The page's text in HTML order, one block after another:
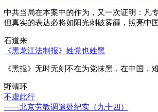
中共当局在本案中的作为，又一次证明：凡
但真实的表达必将如阳光刺破雾霾，照亮中国
石道来
《黑龙江法制报》姓党也姓黑
《黑报》无时无刻不在为党抹黑，在中国，
野靖环
不虚此行
——北京劳教调遣处纪实（九十四）